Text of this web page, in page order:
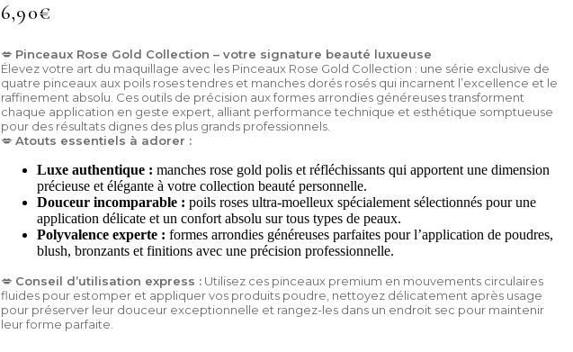
6,90€
💋 Pinceaux Rose Gold Collection – votre signature beauté luxueuse
Élevez votre art du maquillage avec les Pinceaux Rose Gold Collection : une série exclusive de
quatre pinceaux aux poils roses tendres et manches dorés rosés qui incarnent l’excellence et le
raffinement absolu. Ces outils de précision aux formes arrondies généreuses transforment
chaque application en geste expert, alliant performance technique et esthétique somptueuse
pour des résultats dignes des plus grands professionnels.
💋Atouts essentiels à adorer :
Luxe authentique : manches rose gold polis et réfléchissants qui apportent une dimension
précieuse et élégante à votre collection beauté personnelle.
Douceur incomparable : poils roses ultra-moelleux spécialement sélectionnés pour une
application délicate et un confort absolu sur tous types de peaux.
Polyvalence experte : formes arrondies généreuses parfaites pour l’application de poudres,
blush, bronzants et finitions avec une précision professionnelle.
💋 Conseil d’utilisation express : Utilisez ces pinceaux premium en mouvements circulaires
fluides pour estomper et appliquer vos produits poudre, nettoyez délicatement après usage
pour préserver leur douceur exceptionnelle et rangez-les dans un endroit sec pour maintenir
leur forme parfaite.